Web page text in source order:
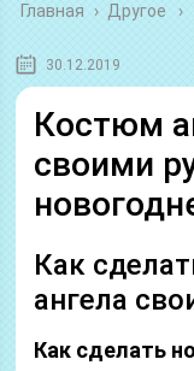
Главная › Другое
30.12.2019
Костюм
своими
Как
ангела
Как сделать